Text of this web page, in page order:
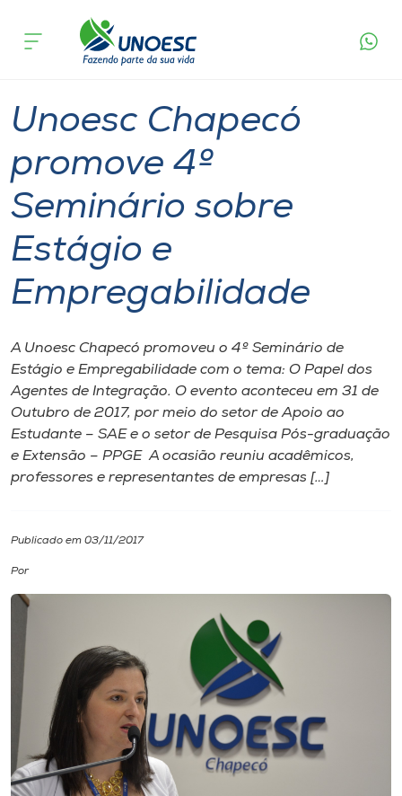
Cursos
Atendimento ao Estudante
Portal de Ensino
Internacionalização
I.nova
Cultura
CPA
Biblioteca
Editora
Rádio
acontece
Graduação
Unoesc Chapecó
promove 4º
Seminário sobre
Estágio e
Empregabilidade
A Unoesc Chapecó promoveu o 4º Seminário de
Estágio e Empregabilidade com o tema: O Papel dos
Agentes de Integração. O evento aconteceu em 31 de
Outubro de 2017, por meio do setor de Apoio ao
Estudante – SAE e o setor de Pesquisa Pós-graduação
e Extensão – PPGE A ocasião reuniu acadêmicos,
professores e representantes de empresas […]
Publicado em 03/11/2017
Por